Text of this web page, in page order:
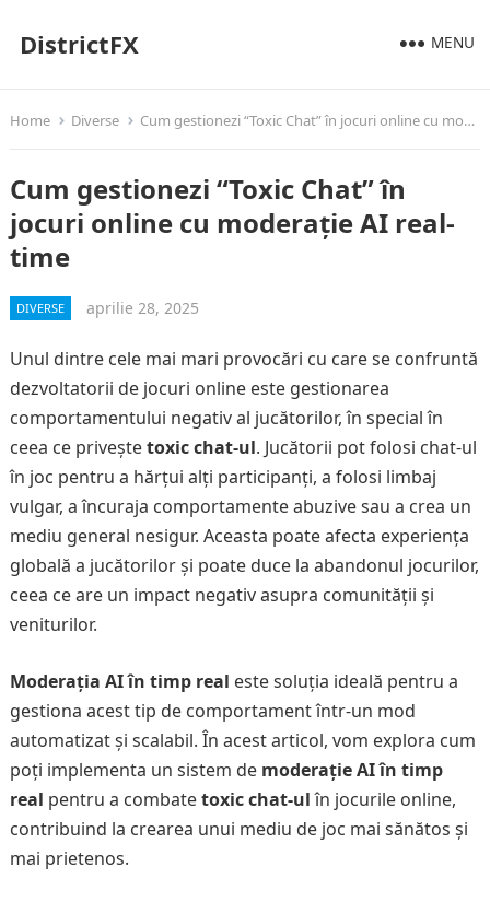
DistrictFX MENU
Home Diverse Cum gestionezi “Toxic Chat” în jocuri online cu moderație AI real-time
Cum gestionezi “Toxic Chat” în
jocuri online cu moderație AI real-
time
DIVERSE aprilie 28, 2025
Unul dintre cele mai mari provocări cu care se confruntă
dezvoltatorii de jocuri online este gestionarea
comportamentului negativ al jucătorilor, în special în
ceea ce priveștetoxic chat-ul. Jucătorii pot folosi chat-ul
în joc pentru a hărțui alți participanți, a folosi limbaj
vulgar, a încuraja comportamente abuzive sau a crea un
mediu general nesigur. Aceasta poate afecta experiența
globală a jucătorilor și poate duce la abandonul jocurilor,
ceea ce are un impact negativ asupra comunității și
veniturilor.
Moderația AI în timp real este soluția ideală pentru a
gestiona acest tip de comportament într-un mod
automatizat și scalabil. În acest articol, vom explora cum
poți implementa un sistem de moderație AI în timp
real pentru a combatetoxic chat-ulîn jocurile online,
contribuind la crearea unui mediu de joc mai sănătos și
mai prietenos.